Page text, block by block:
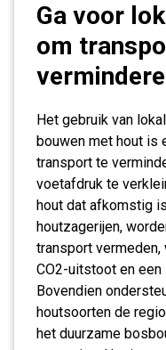
Ga voor
om
Het gebruik van
bouwen met hout is
transport te
voetafdruk te
hout dat afkomstig
houtzagerijen,
transport
CO2-uitstoot en
Bovendien
houtsoorten de
het duurzame